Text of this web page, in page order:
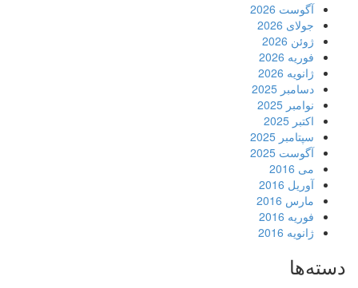
آگوست 2026
جولای 2026
ژوئن 2026
فوریه 2026
ژانویه 2026
دسامبر 2025
نوامبر 2025
اکتبر 2025
سپتامبر 2025
آگوست 2025
می 2016
آوریل 2016
مارس 2016
فوریه 2016
ژانویه 2016
دسته‌ها